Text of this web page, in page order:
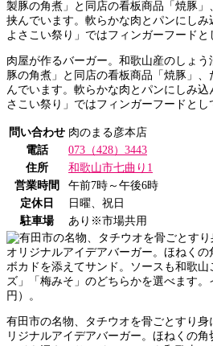
肉屋が作るバーガー。和歌山産のしょ
豚の角煮」と同店の看板商品「焼豚」
んでいます。軟らかな肉とパンにしみ
さこい祭り」ではフィンガーフードとし
問い合わせ 肉のまる彦本店
電話
073（428）3443
住所
和歌山市七曲り1
営業時間
午前7時～午後6時
定休日
日曜、祝日
駐車場
あり※市場共用
有田市の名物、タチウオを骨ごとすり身
リジナルアイデアバーガー。ほねくの